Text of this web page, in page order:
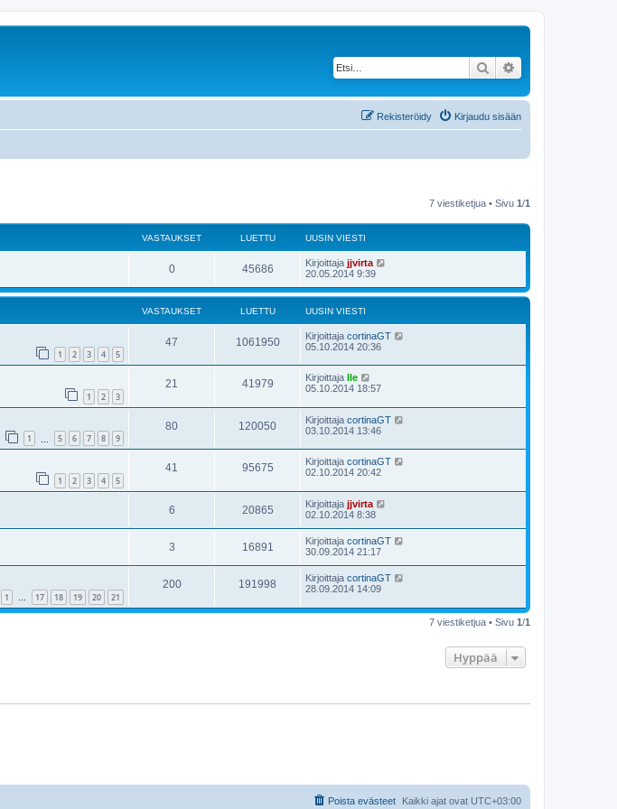
Etsi
Kirjaudu sisään
Rekisteröidy
7 viestiketjua • Sivu 1/1
VASTAUKSET LUETTU UUSIN VIESTI
0 45686 Kirjoittaja jjvirta
20.05.2014 9:39
VASTAUKSET LUETTU UUSIN VIESTI
1 2 3 4 5
47 1061950 Kirjoittaja cortinaGT
05.10.2014 20:36
1 2 3
21 41979 Kirjoittaja Ile
05.10.2014 18:57
1 5 6 7 8 9
80 120050 Kirjoittaja cortinaGT
03.10.2014 13:46
1 2 3 4 5
41 95675 Kirjoittaja cortinaGT
02.10.2014 20:42
6 20865 Kirjoittaja jjvirta
02.10.2014 8:38
3 16891 Kirjoittaja cortinaGT
30.09.2014 21:17
1 … 17 18 19 20 21
200 191998 Kirjoittaja cortinaGT
28.09.2014 14:09
7 viestiketjua • Sivu 1/1
Hyppää
Kaikki ajat ovat UTC+03:00
Poista evästeet